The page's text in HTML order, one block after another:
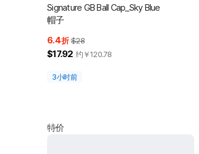
Signature GB Ball Cap_Sky Blue
帽子
6.4折 $28
$17.92 约￥120.78
3小时前
特价